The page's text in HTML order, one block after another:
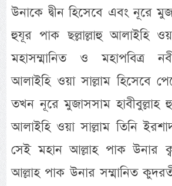
উনাকে দ্বীন হিসেবে এবং নূরে
হুযূর পাক ছল্লাল্লাহু আলাইহি
মহাসম্মানিত ও মহাপবিত্র
আলাইহি ওয়া সাল্লাম হিসেবে
তখন নূরে মুজাসসাম হাবীবুল্লাহ
আলাইহি ওয়া সাল্লাম তিনি
সেই মহান আল্লাহ পাক উনার
আল্লাহ পাক উনার সম্মানিত